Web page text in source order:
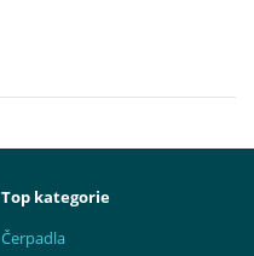
Top kategorie
Čerpadla